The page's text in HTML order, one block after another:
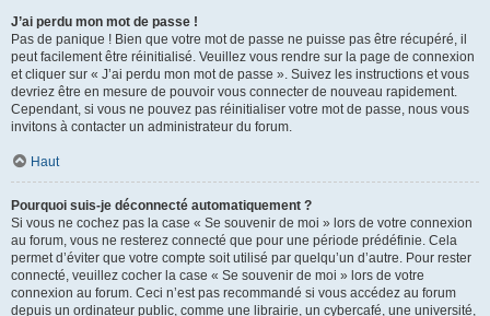
J’ai perdu mon mot de passe !
Pas de panique ! Bien que votre mot de passe ne puisse pas être récupéré, il
peut facilement être réinitialisé. Veuillez vous rendre sur la page de connexion
et cliquer sur « J’ai perdu mon mot de passe ». Suivez les instructions et vous
devriez être en mesure de pouvoir vous connecter de nouveau rapidement.
Cependant, si vous ne pouvez pas réinitialiser votre mot de passe, nous vous
invitons à contacter un administrateur du forum.
Haut
Pourquoi suis-je déconnecté automatiquement ?
Si vous ne cochez pas la case « Se souvenir de moi » lors de votre connexion
au forum, vous ne resterez connecté que pour une période prédéfinie. Cela
permet d’éviter que votre compte soit utilisé par quelqu’un d’autre. Pour rester
connecté, veuillez cocher la case « Se souvenir de moi » lors de votre
connexion au forum. Ceci n’est pas recommandé si vous accédez au forum
depuis un ordinateur public, comme une librairie, un cybercafé, une université,